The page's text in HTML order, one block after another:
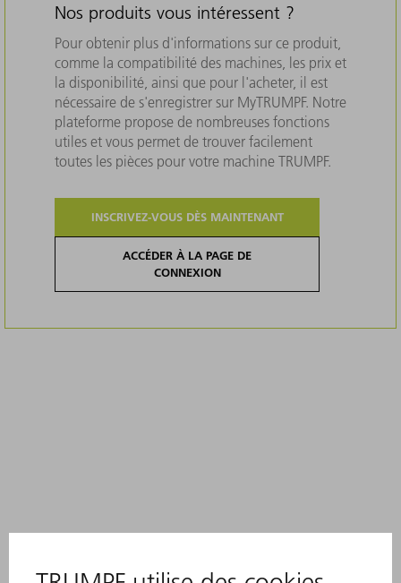
Nos produits vous intéressent ?
Pour obtenir plus d'informations sur ce produit,
comme la compatibilité des machines, les prix et
la disponibilité, ainsi que pour l'acheter, il est
nécessaire de s'enregistrer sur MyTRUMPF. Notre
plateforme propose de nombreuses fonctions
utiles et vous permet de trouver facilement
toutes les pièces pour votre machine TRUMPF.
INSCRIVEZ-VOUS DÈS MAINTENANT
ACCÉDER À LA PAGE DE
CONNEXION